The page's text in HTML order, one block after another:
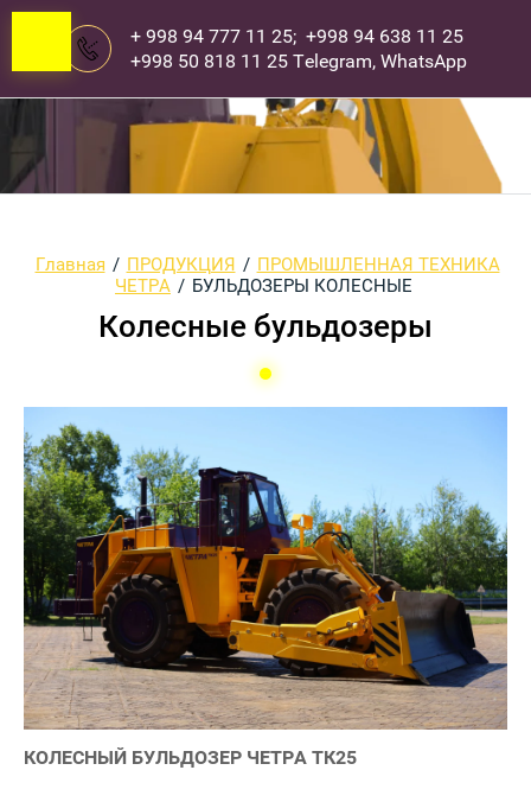
+ 998 94 777 11 25; +998 94 638 11 25
+998 50 818 11 25 Telegram, WhatsApp
Главная / ПРОДУКЦИЯ / ПРОМЫШЛЕННАЯ ТЕХНИКА
ЧЕТРА / БУЛЬДОЗЕРЫ КОЛЕСНЫЕ
Колесные бульдозеры
КОЛЕСНЫЙ БУЛЬДОЗЕР ЧЕТРА ТК25